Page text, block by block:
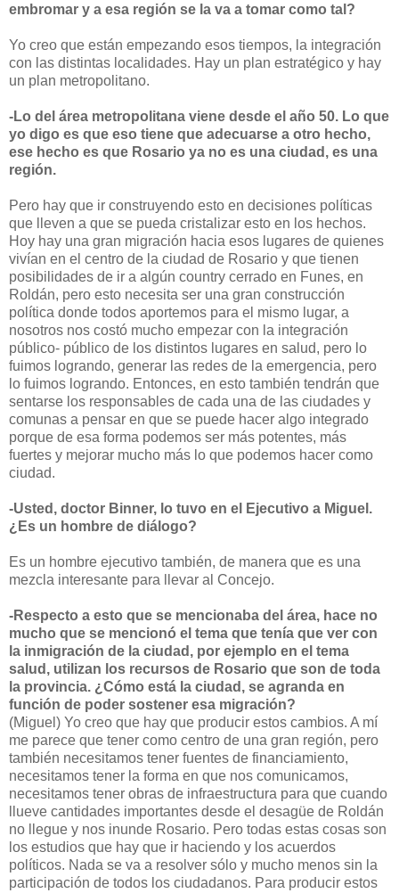
embromar y a esa región se la va a tomar como tal?
Yo creo que están empezando esos tiempos, la integración
con las distintas localidades. Hay un plan estratégico y hay
un plan metropolitano.
-Lo del área metropolitana viene desde el año 50. Lo que
yo digo es que eso tiene que adecuarse a otro hecho,
ese hecho es que Rosario ya no es una ciudad, es una
región.
Pero hay que ir construyendo esto en decisiones políticas
que lleven a que se pueda cristalizar esto en los hechos.
Hoy hay una gran migración hacia esos lugares de quienes
vivían en el centro de la ciudad de Rosario y que tienen
posibilidades de ir a algún country cerrado en Funes, en
Roldán, pero esto necesita ser una gran construcción
política donde todos aportemos para el mismo lugar, a
nosotros nos costó mucho empezar con la integración
público- público de los distintos lugares en salud, pero lo
fuimos logrando, generar las redes de la emergencia, pero
lo fuimos logrando. Entonces, en esto también tendrán que
sentarse los responsables de cada una de las ciudades y
comunas a pensar en que se puede hacer algo integrado
porque de esa forma podemos ser más potentes, más
fuertes y mejorar mucho más lo que podemos hacer como
ciudad.
-Usted, doctor Binner, lo tuvo en el Ejecutivo a Miguel.
¿Es un hombre de diálogo?
Es un hombre ejecutivo también, de manera que es una
mezcla interesante para llevar al Concejo.
-Respecto a esto que se mencionaba del área, hace no
mucho que se mencionó el tema que tenía que ver con
la inmigración de la ciudad, por ejemplo en el tema
salud, utilizan los recursos de Rosario que son de toda
la provincia. ¿Cómo está la ciudad, se agranda en
función de poder sostener esa migración?
(Miguel) Yo creo que hay que producir estos cambios. A mí
me parece que tener como centro de una gran región, pero
también necesitamos tener fuentes de financiamiento,
necesitamos tener la forma en que nos comunicamos,
necesitamos tener obras de infraestructura para que cuando
llueve cantidades importantes desde el desagüe de Roldán
no llegue y nos inunde Rosario. Pero todas estas cosas son
los estudios que hay que ir haciendo y los acuerdos
políticos. Nada se va a resolver sólo y mucho menos sin la
participación de todos los ciudadanos. Para producir estos